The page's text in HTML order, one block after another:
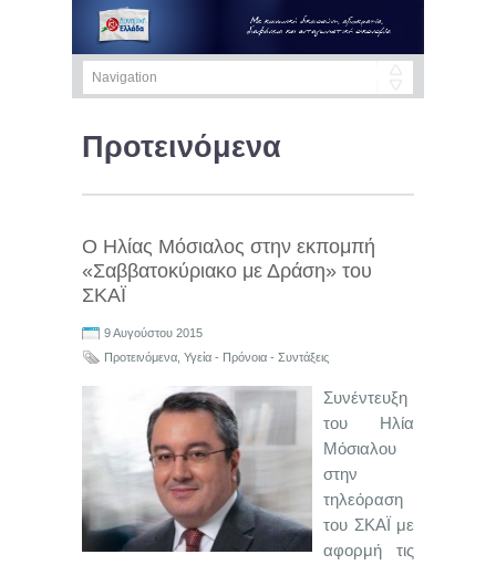
Προτεινόμενα
Ο Ηλίας Μόσιαλος στην εκπομπή
«Σαββατοκύριακο με Δράση» του
ΣΚΑΪ
9 Αυγούστου 2015
Προτεινόμενα Υγεία - Πρόνοια - Συντάξεις
Συνέντευξη
του Ηλία
Μόσιαλου
στην
τηλεόραση
του ΣΚΑΪ με
αφορμή τις